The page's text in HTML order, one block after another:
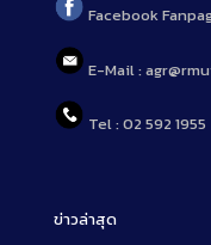
Facebook
E-Mail :
Tel : 02 592 1955
ข่าวล่าสุด